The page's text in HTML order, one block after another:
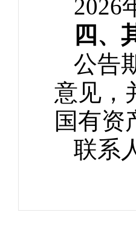
2026
四、
公告
意见，
国有资
联系